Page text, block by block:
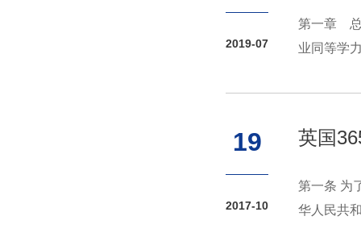
2019-07
第一章 总
业同等学
19
2017-10
英国
第一条 为
华人民共